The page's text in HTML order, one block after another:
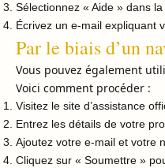
Sélectionnez « Aide » dans
Écrivez un e-mail expliquant
Par le biais d’un
Vous pouvez également
Voici comment procéder :
Visitez le site d’assistance
Entrez les détails de votre
Ajoutez votre e-mail et votre
Cliquez sur « Soumettre »